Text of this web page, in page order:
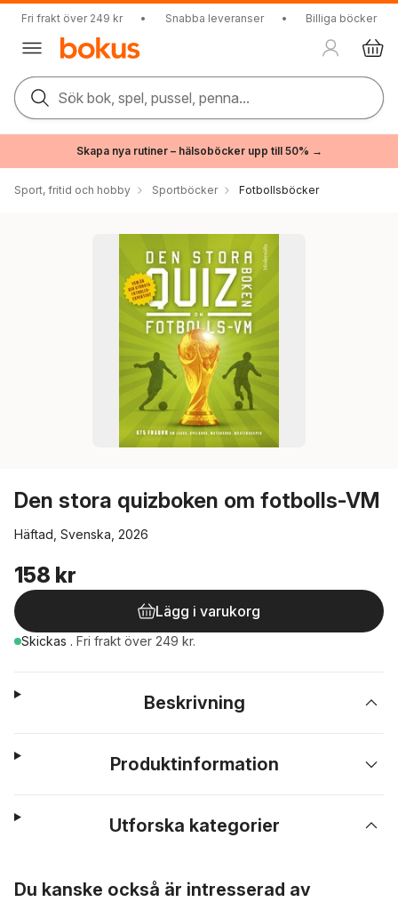
Fri frakt över 249 kr • Snabba leveranser • Billiga böcker
Sök bok, spel, pussel, penna...
Skapa nya rutiner – hälsoböcker upp till 50% →
Sport, fritid och hobby Sportböcker Fotbollsböcker
Den stora quizboken om fotbolls-VM
Häftad, Svenska, 2026
158 kr
Lägg i varukorg
Skickas . Fri frakt över 249 kr.
Beskrivning
Produktinformation
Utforska kategorier
Du kanske också är intresserad av